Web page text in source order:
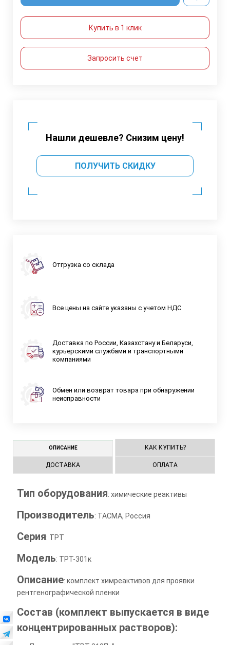
Купить в 1 клик
Запросить счет
Нашли дешевле? Снизим цену!
ПОЛУЧИТЬ СКИДКУ
Отгрузка со склада
Все цены на сайте указаны с учетом НДС
Доставка по России, Казахстану и Беларуси,
курьерскими службами и транспортными
компаниями
Обмен или возврат товара при обнаружении
неисправности
ОПИСАНИЕ КАК КУПИТЬ?
ДОСТАВКА ОПЛАТА
Тип оборудования: химические реактивы
Производитель: ТАСМА, Россия
Серия: ТРТ
Модель: ТРТ-301к
Описание: комплект химреактивов для проявки
рентгенографической пленки
Состав (комплект выпускается в виде
концентрированных растворов):